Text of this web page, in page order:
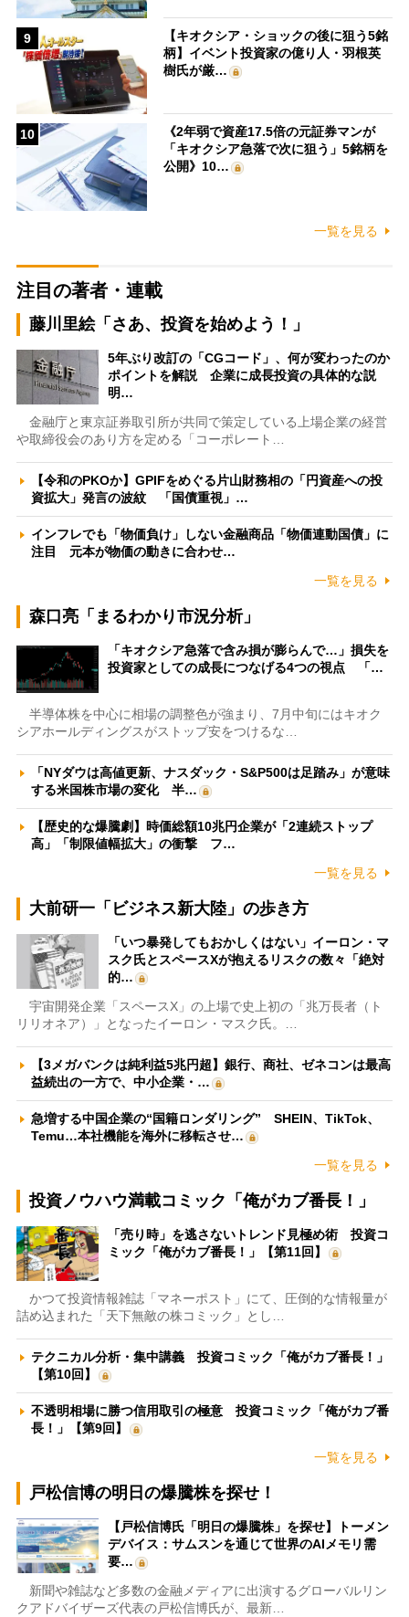
9
【キオクシア・ショックの後に狙う5銘
柄】イベント投資家の億り人・羽根英
樹氏が厳…
10
《2年弱で資産17.5倍の元証券マンが
「キオクシア急落で次に狙う」5銘柄を
公開》10…
一覧を見る
注目の著者・連載
藤川里絵「さあ、投資を始めよう！」
5年ぶり改訂の「CGコード」、何が変わったのか
ポイントを解説 企業に成長投資の具体的な説
明…
金融庁と東京証券取引所が共同で策定している上場企業の経営
や取締役会のあり方を定める「コーポレート…
【令和のPKOか】GPIFをめぐる片山財務相の「円資産への投
資拡大」発言の波紋 「国債重視」…
インフレでも「物価負け」しない金融商品「物価連動国債」に
注目 元本が物価の動きに合わせ…
一覧を見る
森口亮「まるわかり市況分析」
「キオクシア急落で含み損が膨らんで…」損失を
投資家としての成長につなげる4つの視点 「…
半導体株を中心に相場の調整色が強まり、7月中旬にはキオク
シアホールディングスがストップ安をつけるな…
「NYダウは高値更新、ナスダック・S&P500は足踏み」が意味
する米国株市場の変化 半…
【歴史的な爆騰劇】時価総額10兆円企業が「2連続ストップ
高」「制限値幅拡大」の衝撃 フ…
一覧を見る
大前研一「ビジネス新大陸」の歩き方
「いつ暴発してもおかしくはない」イーロン・マ
スク氏とスペースXが抱えるリスクの数々「絶対
的…
宇宙開発企業「スペースX」の上場で史上初の「兆万長者（ト
リリオネア）」となったイーロン・マスク氏。…
【3メガバンクは純利益5兆円超】銀行、商社、ゼネコンは最高
益続出の一方で、中小企業・…
急増する中国企業の“国籍ロンダリング” SHEIN、TikTok、
Temu…本社機能を海外に移転させ…
一覧を見る
投資ノウハウ満載コミック「俺がカブ番長！」
「売り時」を逃さないトレンド見極め術 投資コ
ミック「俺がカブ番長！」【第11回】
かつて投資情報雑誌「マネーポスト」にて、圧倒的な情報量が
詰め込まれた「天下無敵の株コミック」とし…
テクニカル分析・集中講義 投資コミック「俺がカブ番長！」
【第10回】
不透明相場に勝つ信用取引の極意 投資コミック「俺がカブ番
長！」【第9回】
一覧を見る
戸松信博の明日の爆騰株を探せ！
【戸松信博氏「明日の爆騰株」を探せ】トーメン
デバイス：サムスンを通じて世界のAIメモリ需
要…
新聞や雑誌など多数の金融メディアに出演するグローバルリン
クアドバイザーズ代表の戸松信博氏が、最新…